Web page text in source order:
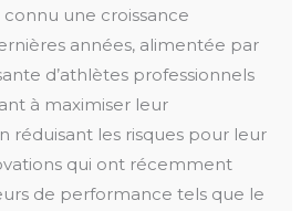
une croissance
années, alimentée par
d’athlètes professionnels
à maximiser leur
réduisant les risques pour leur
qui ont récemment
de performance tels que le